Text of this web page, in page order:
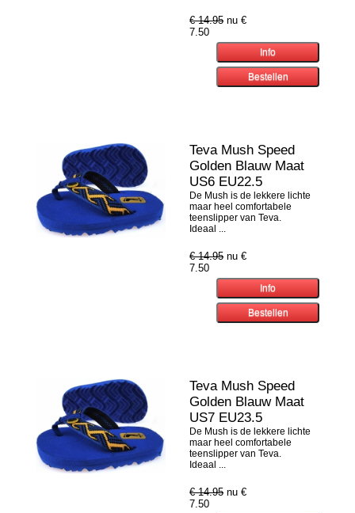
€ 14.95 nu €
7.50
Teva Mush Speed
Golden Blauw Maat
US6 EU22.5
De Mush is de lekkere lichte
maar heel comfortabele
teenslipper van Teva.
Ideaal ...
€ 14.95 nu €
7.50
Teva Mush Speed
Golden Blauw Maat
US7 EU23.5
De Mush is de lekkere lichte
maar heel comfortabele
teenslipper van Teva.
Ideaal ...
€ 14.95 nu €
7.50